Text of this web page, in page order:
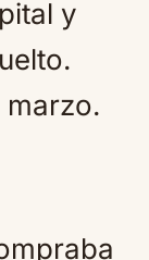
y
marzo.